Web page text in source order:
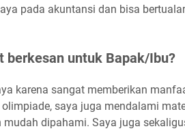
pada akuntansi dan bisa
berkesan untuk Bapak/Ibu?
karena sangat memberikan
saya juga mendalami
dipahami. Saya juga